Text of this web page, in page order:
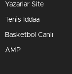
Yazarlar Site
Tenis İddaa
Basketbol Canlı
AMP